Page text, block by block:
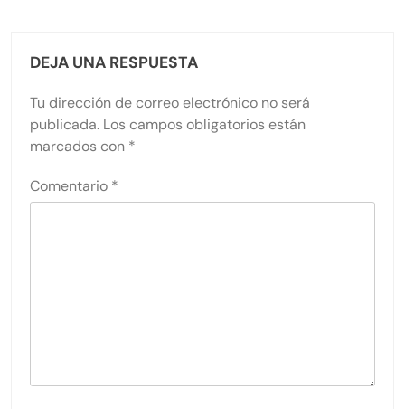
DEJA UNA RESPUESTA
Tu dirección de correo electrónico no será
publicada. Los campos obligatorios están
marcados con *
Comentario *